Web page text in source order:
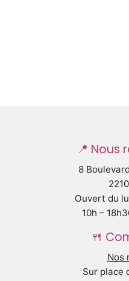
📍 Nous
8
Ouvert du
10h –
🍴
Nos
Sur place